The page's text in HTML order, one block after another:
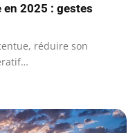
2025 : gestes
réduire son